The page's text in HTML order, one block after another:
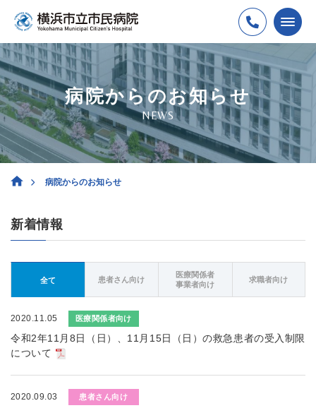
病院からのお知らせ
NEWS
病院からのお知らせ
新着情報
全て 患者さん向け
医療関係者
事業者向け
求職者向け
2020.11.05 医療関係者向け
令和2年11月8日（日）、11月15日（日）の救急患者の受入制限
について
2020.09.03 患者さん向け